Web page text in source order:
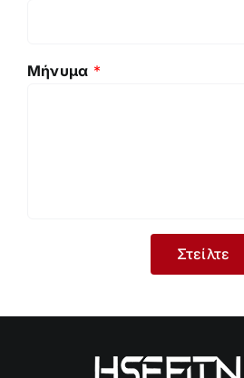
Μήνυμα *